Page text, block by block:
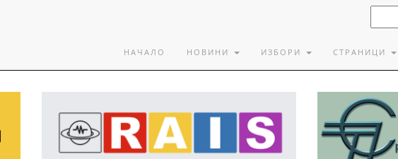
НАЧАЛО НОВИНИ ИЗБОРИ СТРАНИЦИ